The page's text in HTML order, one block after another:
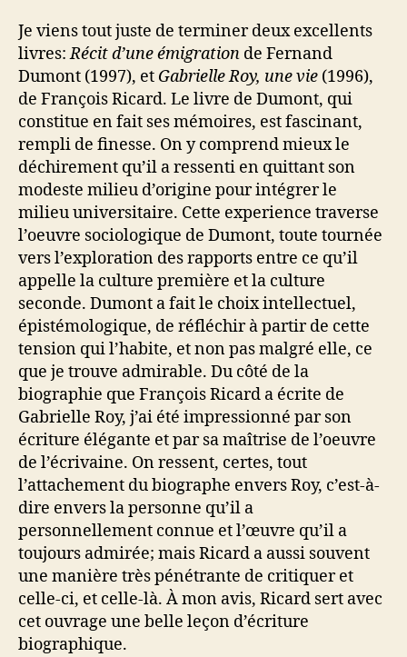
Je viens tout juste de terminer deux excellents
livres:Récit d’une émigration de Fernand
Dumont (1997), et Gabrielle Roy, une vie (1996),
de François Ricard. Le livre de Dumont, qui
constitue en fait ses mémoires, est fascinant,
rempli de finesse. On y comprend mieux le
déchirement qu’il a ressenti en quittant son
modeste milieu d’origine pour intégrer le
milieu universitaire. Cette experience traverse
l’oeuvre sociologique de Dumont, toute tournée
vers l’exploration des rapports entre ce qu’il
appelle la culture première et la culture
seconde. Dumont a fait le choix intellectuel,
épistémologique, de réfléchir à partir de cette
tension qui l’habite, et non pas malgré elle, ce
que je trouve admirable. Du côté de la
biographie que François Ricard a écrite de
Gabrielle Roy, j’ai été impressionné par son
écriture élégante et par sa maîtrise de l’oeuvre
de l’écrivaine. On ressent, certes, tout
l’attachement du biographe envers Roy, c’est-à-
dire envers la personne qu’il a
personnellement connue et l’œuvre qu’il a
toujours admirée; mais Ricard a aussi souvent
une manière très pénétrante de critiquer et
celle-ci, et celle-là. À mon avis, Ricard sert avec
cet ouvrage une belle leçon d’écriture
biographique.